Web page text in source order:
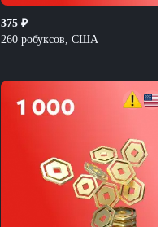
375 ₽
260 робуксов, США